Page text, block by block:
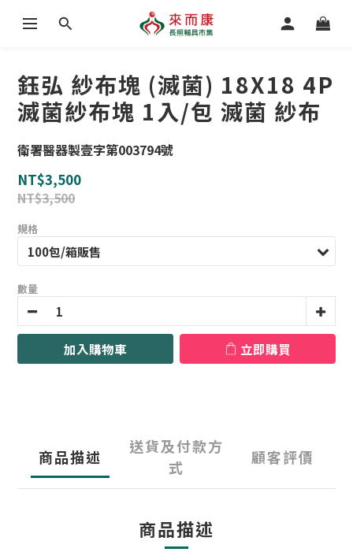
鈺弘 紗布塊 (滅菌) 18X18 4P
滅菌紗布塊 1入/包 滅菌 紗布
衛署醫器製壹字第003794號
NT$3,500
NT$3,500
規格
數量
加入購物車 立即購買
商品描述
送貨及付款方
式
顧客評價
商品描述